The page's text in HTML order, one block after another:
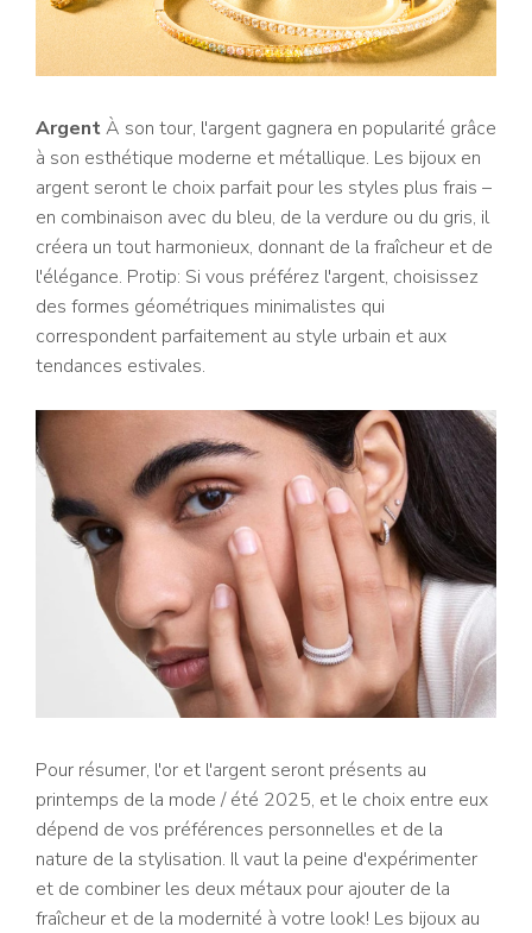
ArgentÀ son tour, l'argent gagnera en popularité grâce
à son esthétique moderne et métallique. Les bijoux en
argent seront le choix parfait pour les styles plus frais –
en combinaison avec du bleu, de la verdure ou du gris, il
créera un tout harmonieux, donnant de la fraîcheur et de
l'élégance. Protip: Si vous préférez l'argent, choisissez
des formes géométriques minimalistes qui
correspondent parfaitement au style urbain et aux
tendances estivales.
Pour résumer, l'or et l'argent seront présents au
printemps de la mode / été 2025, et le choix entre eux
dépend de vos préférences personnelles et de la
nature de la stylisation. Il vaut la peine d'expérimenter
et de combiner les deux métaux pour ajouter de la
fraîcheur et de la modernité à votre look! Les bijoux au